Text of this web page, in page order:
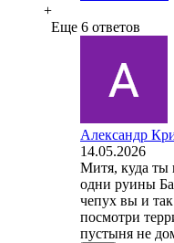
+
Еще 6 ответов
Александр
14.05.2026
Митя, куда ты
одни руины
чепух вы и
посмотри
пустыня не